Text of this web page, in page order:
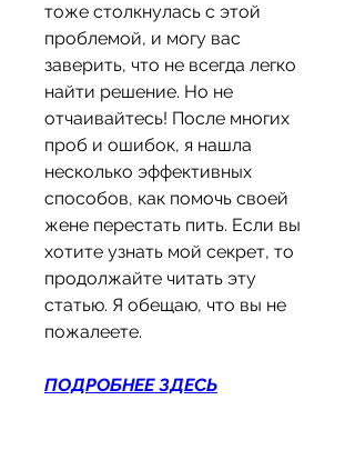
тоже столкнулась с этой
проблемой, и могу вас
заверить, что не всегда легко
найти решение. Но не
отчаивайтесь! После многих
проб и ошибок, я нашла
несколько эффективных
способов, как помочь своей
жене перестать пить. Если вы
хотите узнать мой секрет, то
продолжайте читать эту
статью. Я обещаю, что вы не
пожалеете.
ПОДРОБНЕЕ ЗДЕСЬ